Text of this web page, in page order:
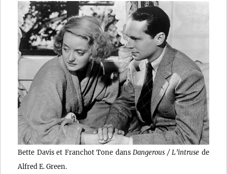
Bette Davis et Franchot Tone dans Dangerous / L’intruse de
Alfred E. Green.